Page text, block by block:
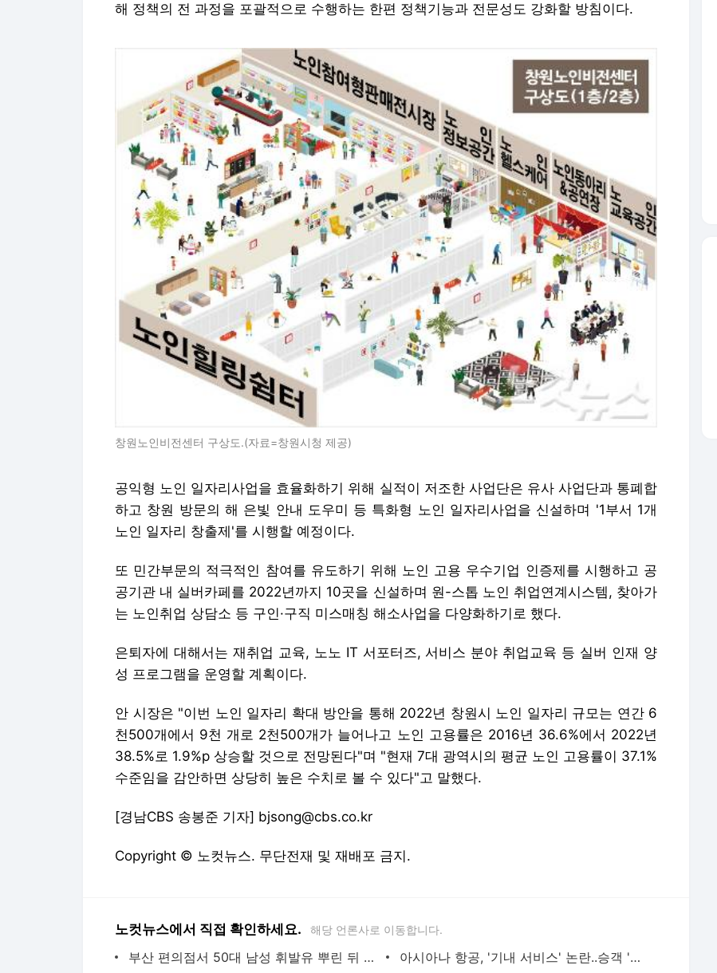
해 정책의 전 과정을 포괄적으로 수행하는 한편 정책기능과 전문성도 강화할 방침이다.
창원노인비전센터 구상도.(자료=창원시청 제공)
공익형 노인 일자리사업을 효율화하기 위해 실적이 저조한 사업단은 유사 사업단과 통폐합
하고 창원 방문의 해 은빛 안내 도우미 등 특화형 노인 일자리사업을 신설하며 '1부서 1개
노인 일자리 창출제'를 시행할 예정이다.
또 민간부문의 적극적인 참여를 유도하기 위해 노인 고용 우수기업 인증제를 시행하고 공
공기관 내 실버카페를 2022년까지 10곳을 신설하며 원-스톱 노인 취업연계시스템, 찾아가
는 노인취업 상담소 등 구인·구직 미스매칭 해소사업을 다양화하기로 했다.
은퇴자에 대해서는 재취업 교육, 노노 IT 서포터즈, 서비스 분야 취업교육 등 실버 인재 양
성 프로그램을 운영할 계획이다.
안 시장은 "이번 노인 일자리 확대 방안을 통해 2022년 창원시 노인 일자리 규모는 연간 6
천500개에서 9천 개로 2천500개가 늘어나고 노인 고용률은 2016년 36.6%에서 2022년
38.5%로 1.9%p 상승할 것으로 전망된다"며 "현재 7대 광역시의 평균 노인 고용률이 37.1%
수준임을 감안하면 상당히 높은 수치로 볼 수 있다"고 말했다.
[경남CBS 송봉준 기자] bjsong@cbs.co.kr
Copyright © 노컷뉴스. 무단전재 및 재배포 금지.
노컷뉴스에서 직접 확인하세요. 해당 언론사로 이동합니다.
부산 편의점서 50대 남성 휘발유 뿌린 뒤 분신..중태 아시아나 항공, '기내 서비스' 논란..승객 '반발'